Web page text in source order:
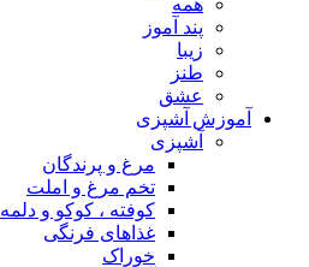
همه
پند آموز
زیبا
طنز
عشق
آموزش آشپزی
آشپزی
مرغ و پرندگان
تخم مرغ و املت
کوفته ، کوکو و دلمه
غذاهای فرنگی
خوراک